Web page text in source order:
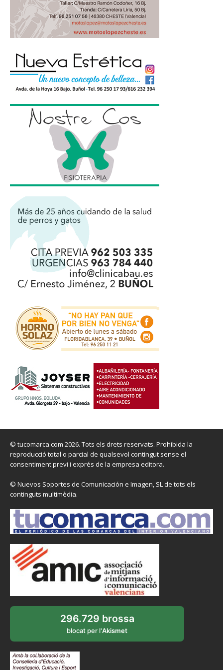
© tucomarca.com 2026. Tots els drets reservats. Prohibida la
reproducció total o parcial de qualsevol contingut sense el
consentiment previ i exprés de la empresa editora.
© Nuevos Soportes de Comunicación e Imagen, SL de tots els
continguts multimèdia.
296.729 brossa
blocat per l'Akismet